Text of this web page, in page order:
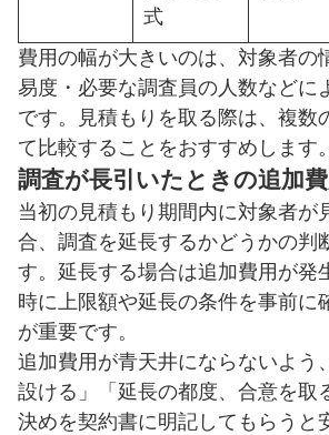
式
費用の幅が大きいのは、対象者の
易度・必要な調査員の人数などに
です。見積もりを取る際は、複数
て比較することをおすすめします。
調査が長引いたときの追加
当初の見積もり期間内に対象者が
合、調査を延長するかどうかの判
す。延長する場合は追加費用が発
時に上限額や延長の条件を事前に
が重要です。
追加費用が青天井にならないよう
設ける」「延長の都度、合意を取
決めを契約書に明記してもらうと